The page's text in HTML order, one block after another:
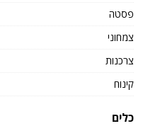
פסטה
צמחוני
צרכנות
קינוח
כלים